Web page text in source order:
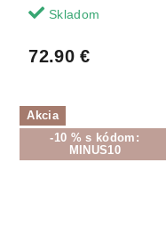
Skladom
72.90 €
Akcia
-10 % s kódom:
MINUS10